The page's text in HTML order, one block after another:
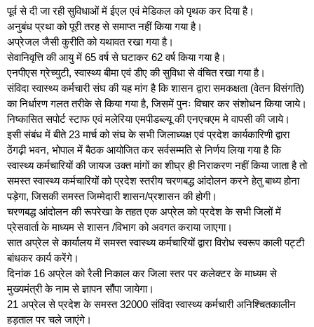
पूर्व से दी जा रही सुविधाओं में ईएल एवं मेडिकल को पृथक कर दिया है।
अनुबंध प्रथा को पूरी तरह से समाप्त नहीं किया गया है।
अप्रेजल जैसी कुरीति को यथावत रखा गया है।
सेवानिवृत्ति की आयु में 65 वर्ष से घटाकर 62 वर्ष किया गया है।
एनपीएस ग्रेच्युटी, स्वास्थ्य बीमा एवं डीए की सुविधा से वंचित रखा गया है।
संविदा स्वास्थ्य कर्मचारी संघ की यह मांग है कि शासन द्वारा समकक्षता (वेतन विसंगति)
का निर्धारण गलत तरीके से किया गया है, जिसमें पुनः विचार कर संशोधन किया जाये।
निष्कासित सपोर्ट स्टाफ एवं मलेरिया एमपीडब्ल्यू की एनएचएम मे वापसी की जाये।
इसी संबंध में बीते 23 मार्च को संघ के सभी जिलाध्यक्ष एवं प्रदेश कार्यकारिणी द्वारा
ठेंगढ़ी भवन, भोपाल में बैठक आयोजित कर सर्वसम्मति से निर्णय लिया गया है कि
स्वास्थ्य कर्मचारियों की जायज उक्त मांगों का शीघ्र ही निराकरण नहीं किया जाता है तो
समस्त स्वास्थ्य कर्मचारियों को प्रदेश स्तरीय चरणबद्ध आंदोलन करने हेतु बाध्य होना
पड़ेगा, जिसकी समस्त जिम्मेदारी शासन/प्रशासन की होगी।
चरणबद्ध आंदोलन की रूपरेखा के तहत एक अप्रेल को प्रदेश के सभी जिलों में
प्रेसवार्ता के माध्यम से शासन /विभाग को अवगत कराया जाएगा।
सात अप्रेल से कार्यालय में समस्त स्वास्थ्य कर्मचारियों द्वारा विरोध स्वरूप काली पट्टी
बांधकर कार्य करेंगे।
दिनांक 16 अप्रेल को रैली निकाल कर जिला स्तर पर कलेक्टर के माध्यम से
मुख्यमंत्री के नाम से ज्ञापन सौंपा जायेगा।
21 अप्रेल से प्रदेश के समस्त 32000 संविदा स्वास्थ्य कर्मचारी अनिश्चितकालीन
हड़ताल पर चले जाएंगे।